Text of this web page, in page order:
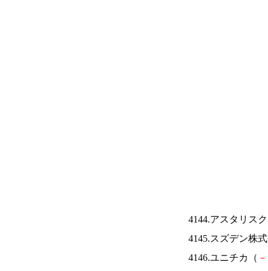
4144.アスタリス
4145.スズデン株
4146.ユニチカ（ －